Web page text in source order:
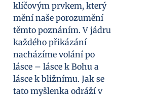
klíčovým prvkem, který
mění naše porozumění
těmto poznáním. V jádru
každého přikázání
nacházíme volání po
lásce – lásce k Bohu a
lásce k bližnímu. Jak se
tato myšlenka odráží v